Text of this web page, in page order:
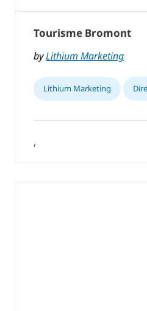
Tourisme Bromont
byLithium Marketing
Lithium Marketing
,